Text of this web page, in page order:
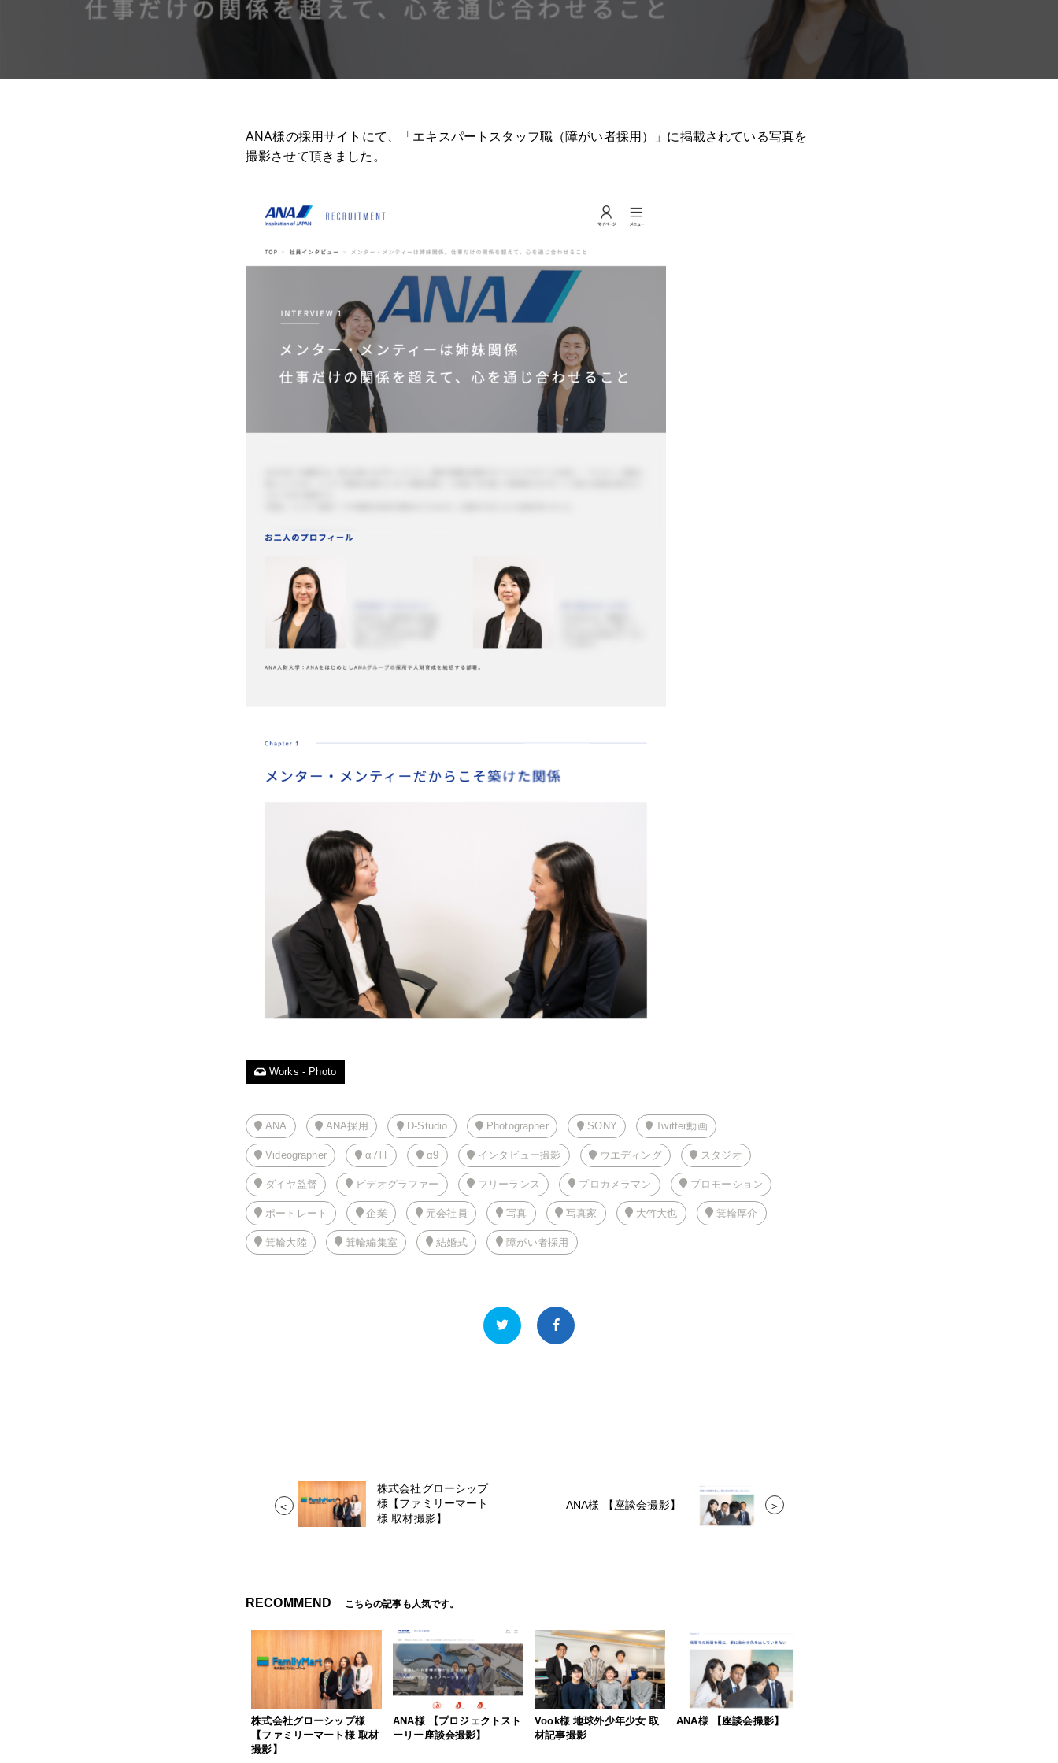
ANA様の採用サイトにて、「 エキスパートスタッフ職（障がい者採用）
」に掲載されている写真を
撮影させて頂きました。
Works - Photo
ANA ANA採用 D-Studio Photographer SONY Twitter動画
Videographer α7Ⅲ α9 インタビュー撮影 ウエディング スタジオ
ダイヤ監督 ビデオグラファー フリーランス プロカメラマン プロモーション
ポートレート 企業 元会社員 写真 写真家 大竹大也 箕輪厚介
箕輪大陸 箕輪編集室 結婚式 障がい者採用
＜
株式会社グローシップ
様【ファミリーマート
様 取材撮影】
ANA様 【座談会撮影】 ＞
RECOMMEND こちらの記事も人気です。
株式会社グローシップ様
【ファミリーマート様 取材
撮影】
ANA様 【プロジェクトスト
ーリー座談会撮影】
Vook様 地球外少年少女 取
材記事撮影
ANA様 【座談会撮影】